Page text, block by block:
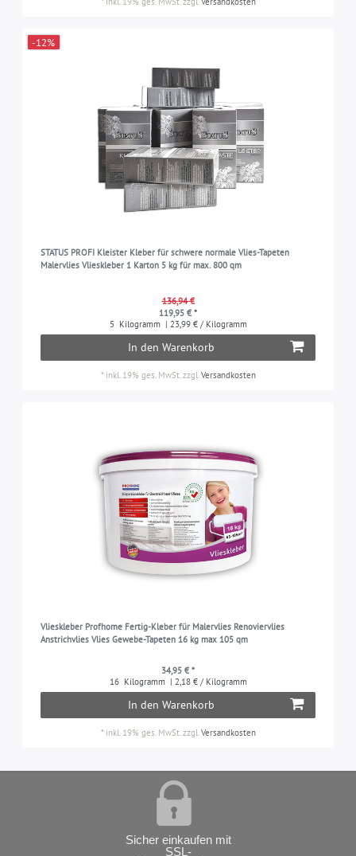
-12%
STATUS PROFI Kleister Kleber für schwere normale Vlies-Tapeten
Malervlies Vlieskleber 1 Karton 5 kg für max. 800 qm
136,94 €
119,95 € *
5 Kilogramm | 23,99 € / Kilogramm
In den Warenkorb
* inkl. 19% ges. MwSt.zzgl.Versandkosten
Vlieskleber Profhome Fertig-Kleber für Malervlies Renoviervlies
Anstrichvlies Vlies Gewebe-Tapeten 16 kg max 105 qm
34,95 € *
16 Kilogramm | 2,18 € / Kilogramm
In den Warenkorb
* inkl. 19% ges. MwSt. zzgl. Versandkosten
Sicher einkaufen mit
SSL-